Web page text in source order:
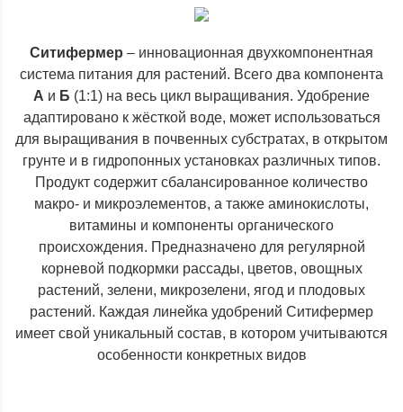
Ситифермер – инновационная двухкомпонентная
система питания для растений. Всего два компонента
А и Б (1:1) на весь цикл выращивания. Удобрение
адаптировано к жёсткой воде, может использоваться
для выращивания в почвенных субстратах, в открытом
грунте и в гидропонных установках различных типов.
Продукт содержит сбалансированное количество
макро- и микроэлементов, а также аминокислоты,
витамины и компоненты органического
происхождения. Предназначено для регулярной
корневой подкормки рассады, цветов, овощных
растений, зелени, микрозелени, ягод и плодовых
растений. Каждая линейка удобрений Ситифермер
имеет свой уникальный состав, в котором учитываются
особенности конкретных видов